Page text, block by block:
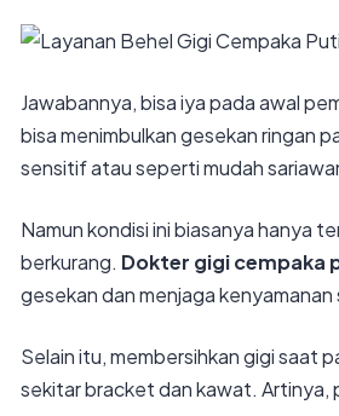
Jawabannya, bisa iya pada awal
bisa menimbulkan gesekan ringan
sensitif atau seperti mudah
Namun kondisi ini biasanya hanya
berkurang. Dokter gigi cempaka
gesekan dan menjaga
Selain itu, membersihkan gigi saat
sekitar bracket dan kawat. Artinya,